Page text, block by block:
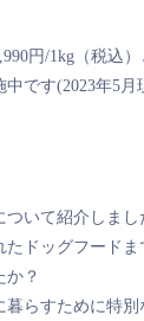
円/1kg（税込
です(2023年5月
いて紹介しまし
ドッグフードま
か？
らすために特